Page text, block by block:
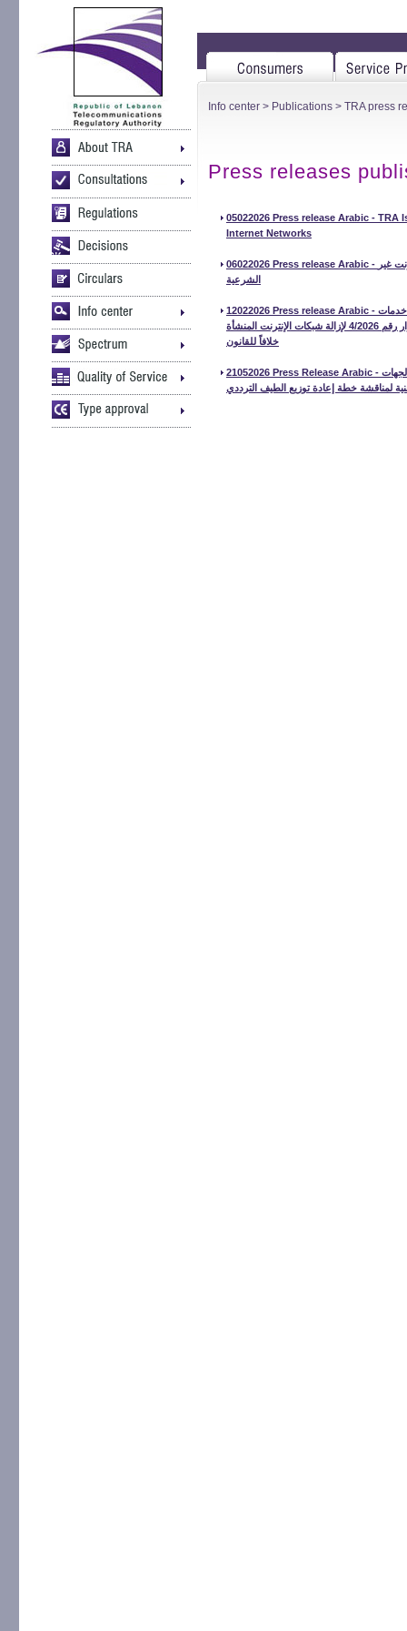
Info center > Publications > TRA press
Press releases
05022026 Press release Arabic -
Internet Networks
06022026 Press release Arabic - الهيئة المنظمة للاتصالات تحذّر من مخاطر خدمات الإنترنت غير
الشرعية
12022026 Press release Arabic - الهيئة المنظِّمة للاتصالات تعقد اجتماعًا تنسيقيًا مع مزوّدي خدمات
الإنترنت ونقل المعلومات وهيئة اوجيرو لشرح تنفيذ القرار رقم 4/2026 لإزالة شبكات الإنترنت المنشأة
خلافاً للقانون
21052026 Press Release Arabic - الهيئة المنظِّمة للاتصالات تعقد ورشة عمل تشاورية مع الجهات
لمناقشة خطة إعادة توزيع الطيف الترددي